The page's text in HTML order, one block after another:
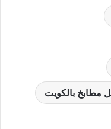
مطابخ بالكويت